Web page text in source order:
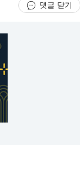
댓글 닫기